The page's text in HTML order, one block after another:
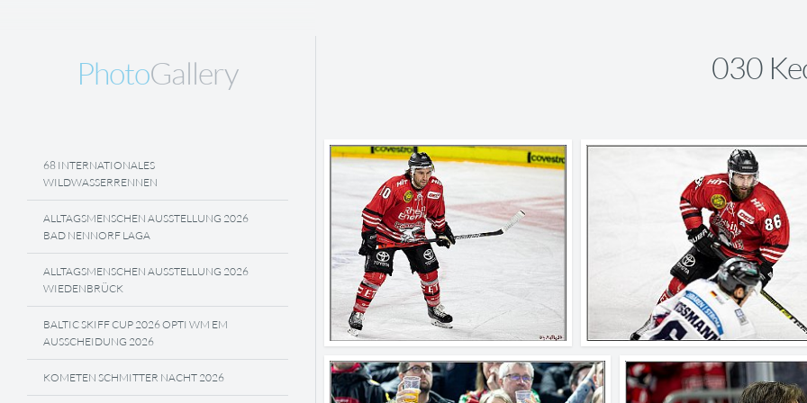
PhotoGallery
68 INTERNATIONALES
WILDWASSERRENNEN
ALLTAGSMENSCHEN AUSSTELLUNG 2026
BAD NENNORF LAGA
ALLTAGSMENSCHEN AUSSTELLUNG 2026
WIEDENBRÜCK
BALTIC SKIFF CUP 2026 OPTI WM EM
AUSSCHEIDUNG 2026
KOMETEN SCHMITTER NACHT 2026
030